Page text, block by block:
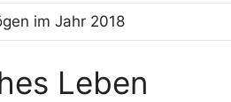
im Jahr 2018
Leben